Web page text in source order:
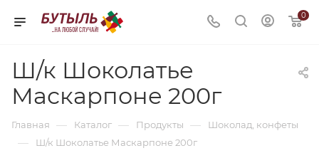
0
Ш/к Шоколатье
Маскарпоне 200г
Главная — Каталог — Продукты — Шоколад, конфеты
— Ш/к Шоколатье Маскарпоне 200г